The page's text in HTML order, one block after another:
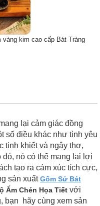
cao cấp Bát Tràng
lại cảm giác đồng
số điều khác như tình yêu
tinh khiết và ngây thơ,
nó có thể mang lại lợi
tạo ra cảm xúc tích cực,
sản xuấtGốm Sứ Bát
Ấm Chén Họa Tiết với
bạn hãy cùng xem sản